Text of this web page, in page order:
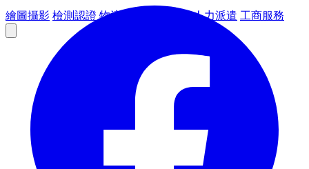
繪圖攝影 檢測認證 物流倉儲 人力派遣 工商服務